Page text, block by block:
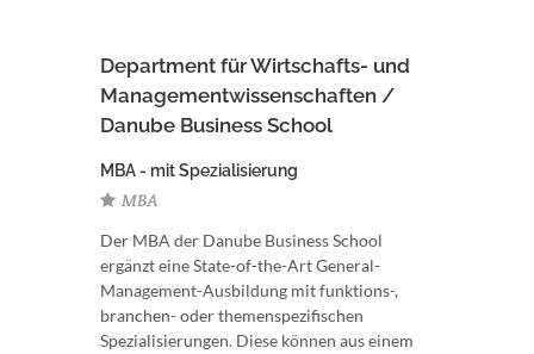
Department für Wirtschafts- und
Managementwissenschaften /
Danube Business School
MBA - mit Spezialisierung
MBA
Der MBA der Danube Business School
ergänzt eine State-of-the-Art General-
Management-Ausbildung mit funktions-,
branchen- oder themenspezifischen
Spezialisierungen. Diese können aus einem